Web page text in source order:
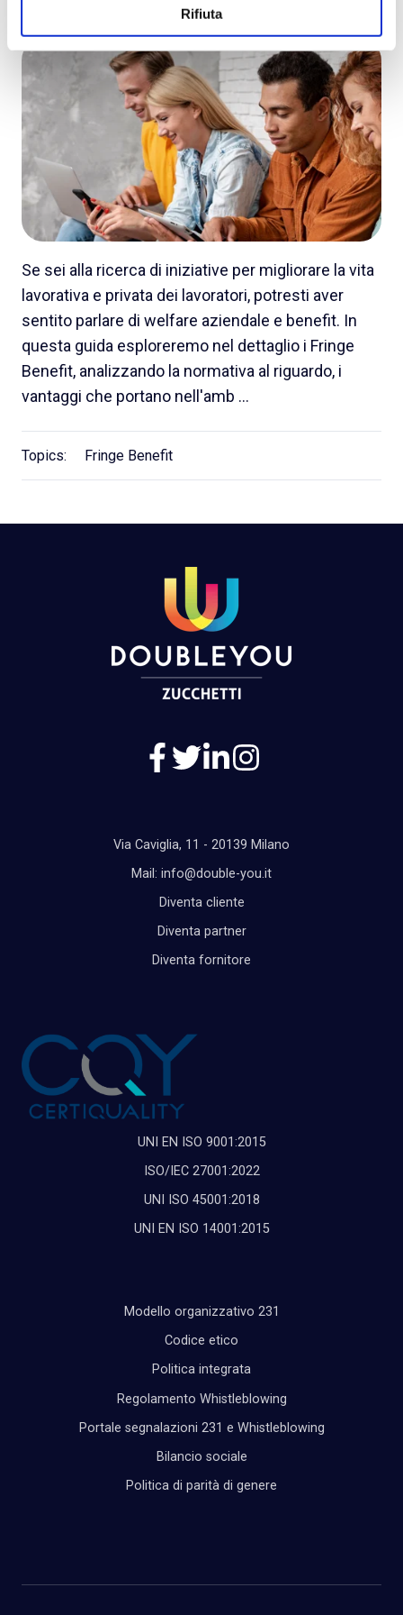
Rifiuta
on Oct 1, 2025, 11:43:00 AM
Se sei alla ricerca di iniziative per migliorare la vita
lavorativa e privata dei lavoratori, potresti aver
sentito parlare di welfare aziendale e benefit. In
questa guida esploreremo nel dettaglio i Fringe
Benefit, analizzando la normativa al riguardo, i
vantaggi che portano nell'amb …
Topics: Fringe Benefit
Via Caviglia, 11 - 20139 Milano
Mail: info@double-you.it
Diventa cliente
Diventa partner
Diventa fornitore
UNI EN ISO 9001:2015
ISO/IEC 27001:2022
UNI ISO 45001:2018
UNI EN ISO 14001:2015
Modello organizzativo 231
Codice etico
Politica integrata
Regolamento Whistleblowing
Portale segnalazioni 231 e Whistleblowing
Bilancio sociale
Politica di parità di genere